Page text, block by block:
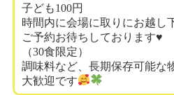
子ども100円
時間内に会場に取りにお越し
ご予約お待ちしております♥️
（30食限定）
調味料など、長期保存可能な
大歓迎です